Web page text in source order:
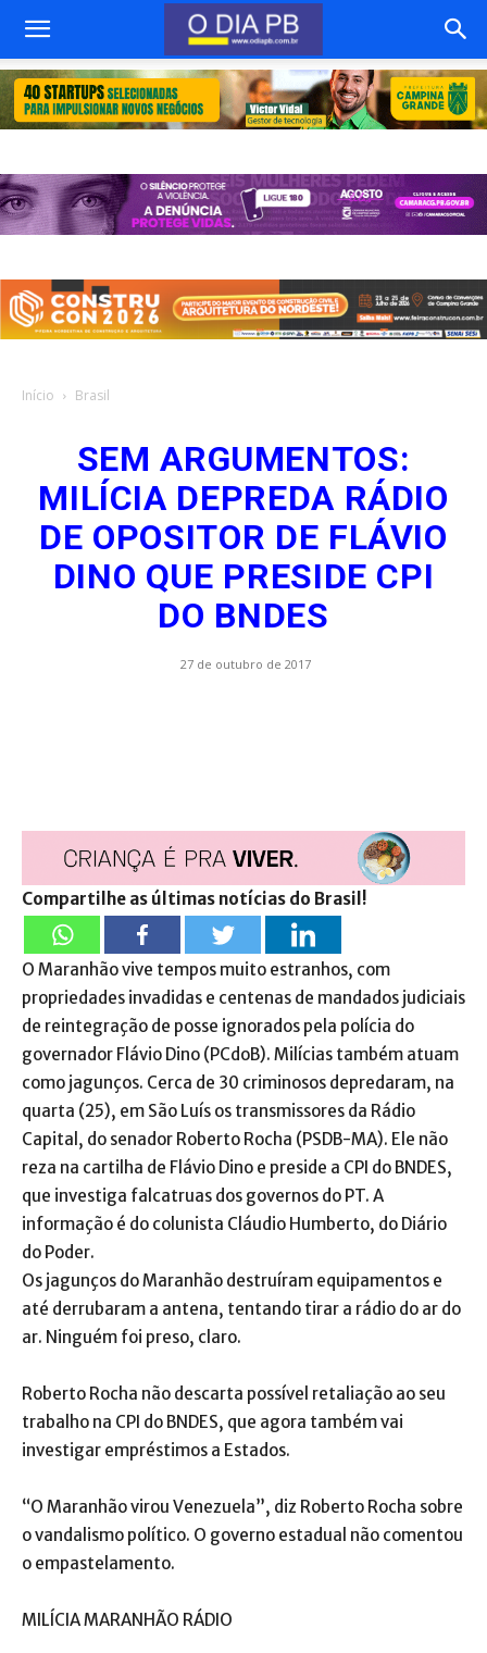
Início Brasil
SEM ARGUMENTOS:
MILÍCIA DEPREDA RÁDIO
DE OPOSITOR DE FLÁVIO
DINO QUE PRESIDE CPI
DO BNDES
27 de outubro de 2017
Compartilhe as últimas notícias do Brasil!
O Maranhão vive tempos muito estranhos, com
propriedades invadidas e centenas de mandados judiciais
de reintegração de posse ignorados pela polícia do
governador Flávio Dino (PCdoB). Milícias também atuam
como jagunços. Cerca de 30 criminosos depredaram, na
quarta (25), em São Luís os transmissores da Rádio
Capital, do senador Roberto Rocha (PSDB-MA). Ele não
reza na cartilha de Flávio Dino e preside a CPI do BNDES,
que investiga falcatruas dos governos do PT. A
informação é do colunista Cláudio Humberto, do Diário
do Poder.
Os jagunços do Maranhão destruíram equipamentos e
até derrubaram a antena, tentando tirar a rádio do ar do
ar. Ninguém foi preso, claro.
Roberto Rocha não descarta possível retaliação ao seu
trabalho na CPI do BNDES, que agora também vai
investigar empréstimos a Estados.
“O Maranhão virou Venezuela”, diz Roberto Rocha sobre
o vandalismo político. O governo estadual não comentou
o empastelamento.
MILÍCIA MARANHÃO RÁDIO